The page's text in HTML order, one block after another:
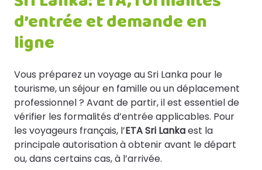
d’entrée et demande en
ligne
Vous préparez un voyage au Sri Lanka pour le
tourisme, un séjour en famille ou un déplacement
professionnel ? Avant de partir, il est essentiel de
vérifier les formalités d’entrée applicables. Pour
les voyageurs français, l’ETA Sri Lankaest la
principale autorisation à obtenir avant le départ
ou, dans certains cas, à l’arrivée.